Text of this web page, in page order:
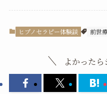
ヒプノセラピー体験談 前世
よかったら